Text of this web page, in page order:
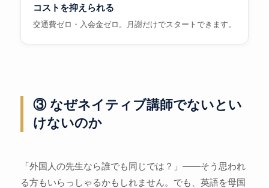
コストを抑えられる
交通費ゼロ・入会金ゼロ。月謝だけでスタートできます。
③ なぜネイティブ講師でないとい
けないのか
「外国人の先生なら誰でも同じでは？」——そう思われ
る方もいらっしゃるかもしれません。でも、英語を母国